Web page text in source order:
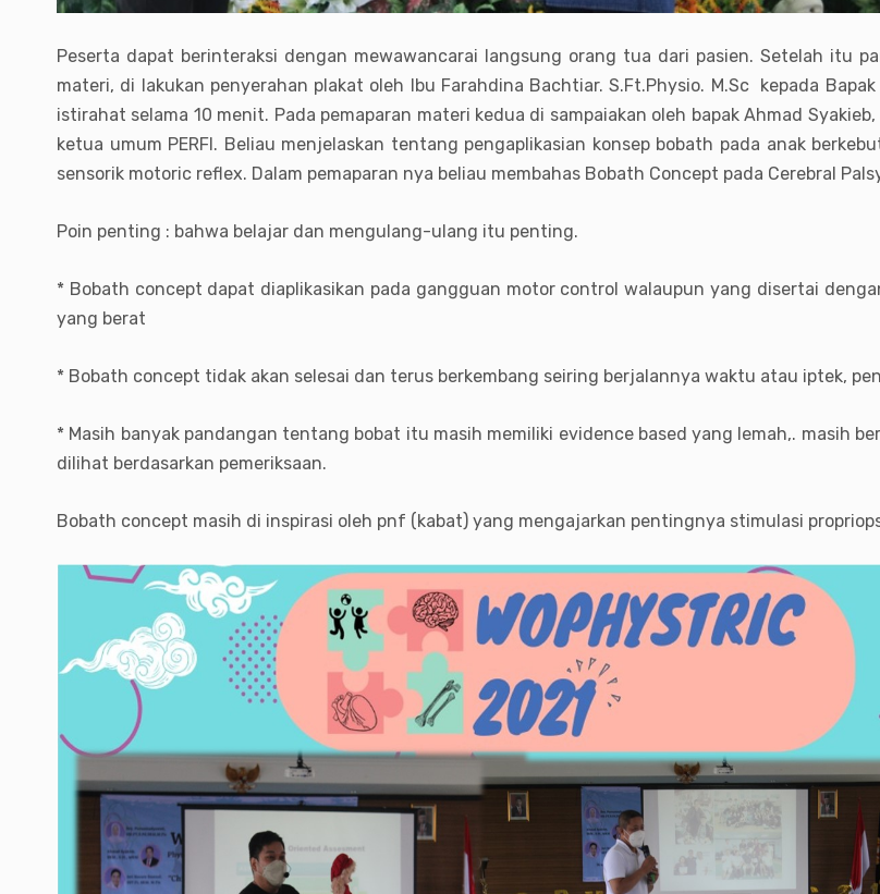
Peserta dapat berinteraksi dengan mewawancarai langsung orang tua dari pasien. Setelah itu
materi, di lakukan penyerahan plakat oleh Ibu Farahdina Bachtiar. S.Ft.Physio. M.Sc kepada
istirahat selama 10 menit. Pada pemaparan materi kedua di sampaiakan oleh bapak Ahmad
ketua umum PERFI. Beliau menjelaskan tentang pengaplikasian konsep bobath pada anak
sensorik motoric reflex. Dalam pemaparan nya beliau membahas Bobath Concept pada Cerebral
Poin penting : bahwa belajar dan mengulang-ulang itu penting.
* Bobath concept dapat diaplikasikan pada gangguan motor control walaupun yang disertai
yang berat
* Bobath concept tidak akan selesai dan terus berkembang seiring berjalannya waktu atau iptek,
* Masih banyak pandangan tentang bobat itu masih memiliki evidence based yang lemah,. masih
dilihat berdasarkan pemeriksaan.
Bobath concept masih di inspirasi oleh pnf (kabat) yang mengajarkan pentingnya stimulasi